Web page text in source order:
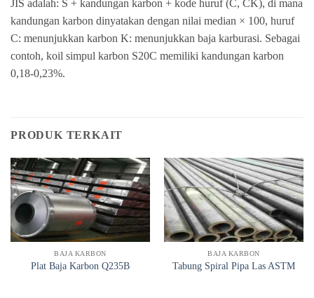
JIS adalah: S + kandungan karbon + kode huruf (C, CK), di mana
kandungan karbon dinyatakan dengan nilai median × 100, huruf
C: menunjukkan karbon K: menunjukkan baja karburasi. Sebagai
contoh, koil simpul karbon S20C memiliki kandungan karbon
0,18-0,23%.
PRODUK TERKAIT
BAJA KARBON
Plat Baja Karbon Q235B
BAJA KARBON
Tabung Spiral Pipa Las ASTM